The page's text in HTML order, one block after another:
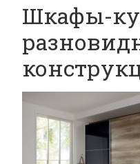
Шкафы-